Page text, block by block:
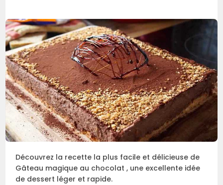
Découvrez la recette la plus facile et délicieuse de
Gâteau magique au chocolat , une excellente idée
de dessert léger et rapide.